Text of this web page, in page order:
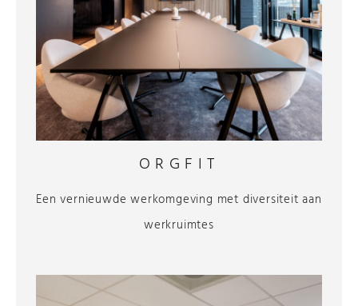
ORGFIT
Een vernieuwde werkomgeving met diversiteit aan
werkruimtes